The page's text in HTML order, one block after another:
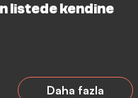
listede kendine
Daha fazla